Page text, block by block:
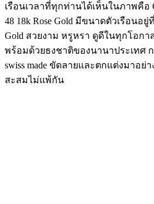
เรือนเวลาที่ทุกท่านได้เห็นในภาพคือ
48 18k Rose Gold มีขนาดตัวเรือนอยู่
Gold สวยงาม หรูหรา ดูดีในทุกโอก
พร้อมด้วยธงชาติของนานาประเทศ ก
swiss made ขัดลายและตกแต่งมาอย่
สะสมไม่แพ้กัน